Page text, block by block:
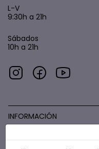
L-V
9:30h a 21h
Sábados
10h a 21h
INFORMACIÓN